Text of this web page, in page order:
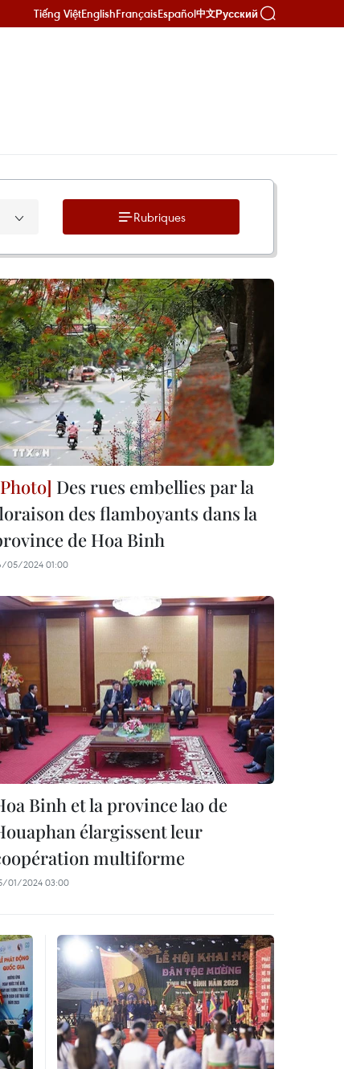
Tiếng ViệtEnglishFrançaisEspañol中文Русский
Rubriques
Des rues embellies par la
des flamboyants dans la
de Hoa Binh
05/2024 01:00
Binh et la province lao de
élargissent leur
multiforme
01/2024 03:00